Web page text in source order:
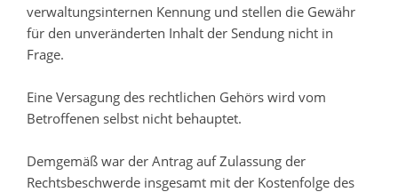
verwaltungsinternen Kennung und stellen die Gewähr
für den unveränderten Inhalt der Sendung nicht in
Frage.
Eine Versagung des rechtlichen Gehörs wird vom
Betroffenen selbst nicht behauptet.
Demgemäß war der Antrag auf Zulassung der
Rechtsbeschwerde insgesamt mit der Kostenfolge des